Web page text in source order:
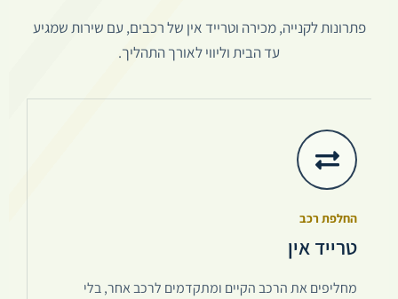
פתרונות לקנייה, מכירה וטרייד אין של רכבים, עם שירות שמגיע
עד הבית וליווי לאורך התהליך.
החלפת רכב
טרייד אין
מחליפים את הרכב הקיים ומתקדמים לרכב אחר, בלי